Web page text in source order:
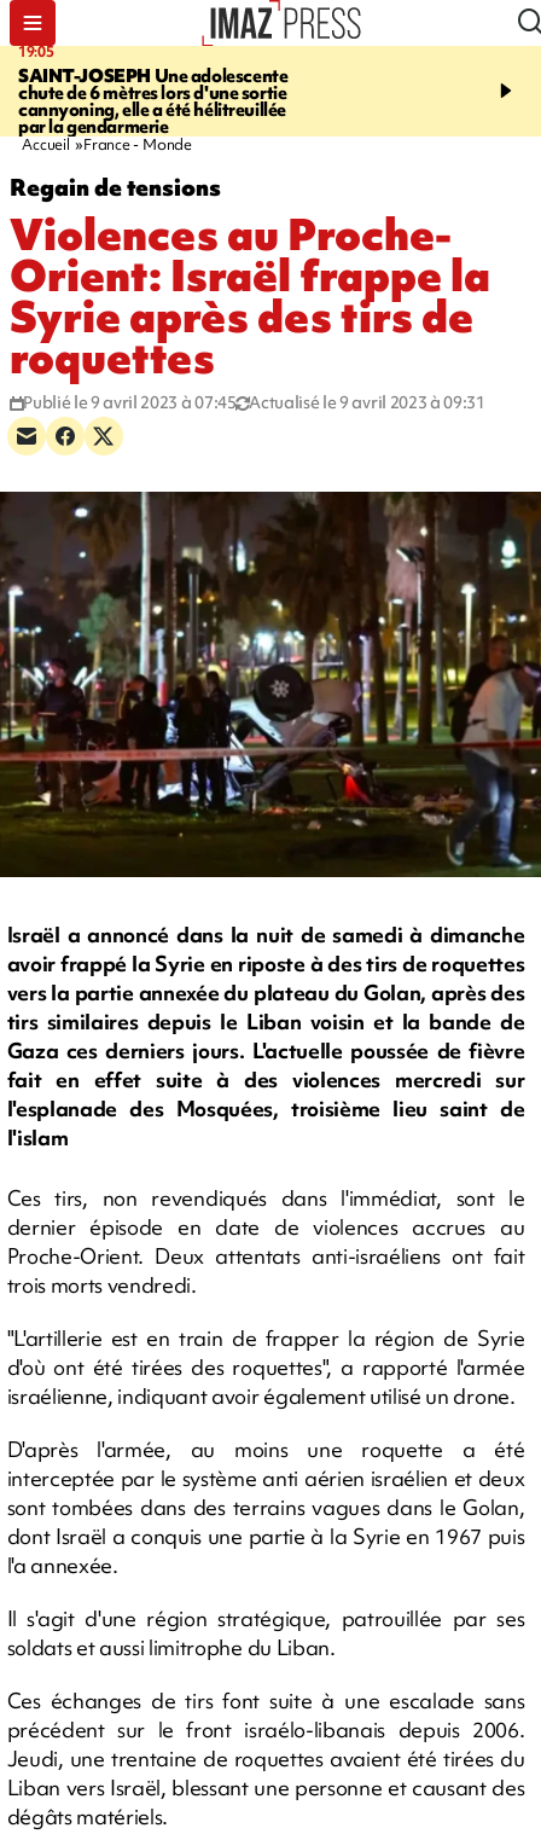
19:05
SAINT-JOSEPH Une adolescente
chute de 6 mètres lors d'une sortie
cannyoning, elle a été hélitreuillée
par la gendarmerie
20:44
rouée de coups,
Accueil France - Monde
Regain de tensions
Violences au Proche-
Orient: Israël frappe la
Syrie après des tirs de
roquettes
Publié le 9 avril 2023 à 07:45 Actualisé le 9 avril 2023 à 09:31
Israël a annoncé dans la nuit de samedi à dimanche
avoir frappé la Syrie en riposte à des tirs de roquettes
vers la partie annexée du plateau du Golan, après des
tirs similaires depuis le Liban voisin et la bande de
Gaza ces derniers jours. L'actuelle poussée de fièvre
fait en effet suite à des violences mercredi sur
l'esplanade des Mosquées, troisième lieu saint de
l'islam
Ces tirs, non revendiqués dans l'immédiat, sont le
dernier épisode en date de violences accrues au
Proche-Orient. Deux attentats anti-israéliens ont fait
trois morts vendredi.
"L'artillerie est en train de frapper la région de Syrie
d'où ont été tirées des roquettes", a rapporté l'armée
israélienne, indiquant avoir également utilisé un drone.
D'après l'armée, au moins une roquette a été
interceptée par le système anti aérien israélien et deux
sont tombées dans des terrains vagues dans le Golan,
dont Israël a conquis une partie à la Syrie en 1967 puis
l'a annexée.
Il s'agit d'une région stratégique, patrouillée par ses
soldats et aussi limitrophe du Liban.
Ces échanges de tirs font suite à une escalade sans
précédent sur le front israélo-libanais depuis 2006.
Jeudi, une trentaine de roquettes avaient été tirées du
Liban vers Israël, blessant une personne et causant des
dégâts matériels.